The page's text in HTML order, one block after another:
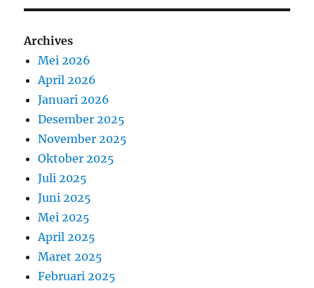
Archives
Mei 2026
April 2026
Januari 2026
Desember 2025
November 2025
Oktober 2025
Juli 2025
Juni 2025
Mei 2025
April 2025
Maret 2025
Februari 2025